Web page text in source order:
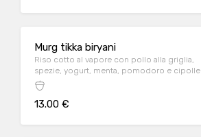
Murg tikka biryani
Riso cotto al vapore con pollo alla griglia,
spezie, yogurt, menta, pomodoro e cipolle
13.00 €